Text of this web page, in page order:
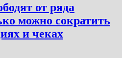
от ряда
можно сократить
и чеках